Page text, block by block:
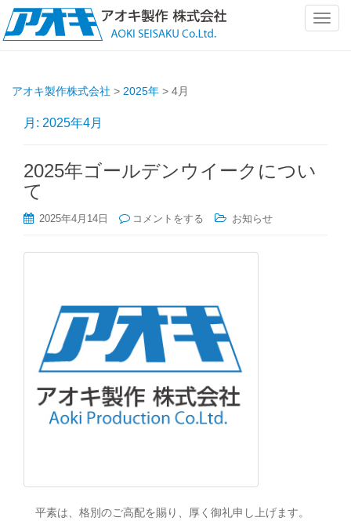
ナ
アオキ製作株式会社 > 2025年 > 4月
月: 2025年4月
2025年ゴールデンウイークについ
て
2025年4月14日 コメントをする お知らせ
平素は、格別のご高配を賜り、厚く御礼申し上げます。